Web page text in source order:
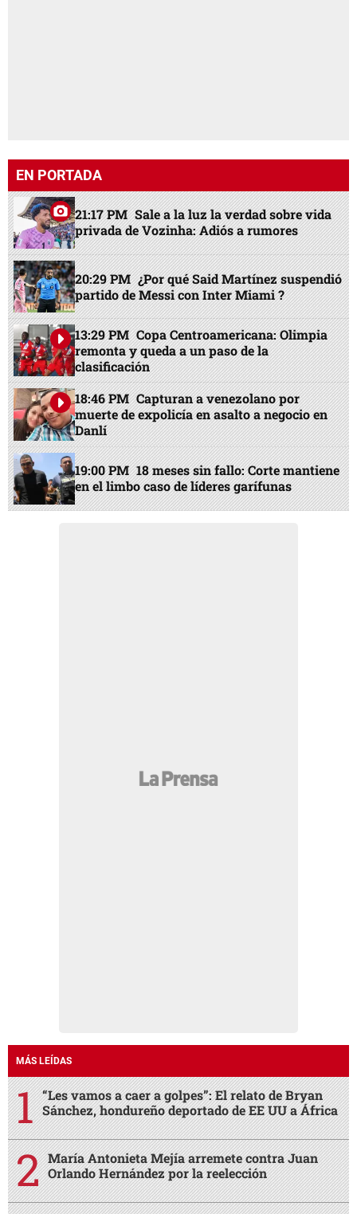
EN PORTADA
21:17 PM Sale a la luz la verdad sobre vida
privada de Vozinha: Adiós a rumores
20:29 PM ¿Por qué Said Martínez suspendió
partido de Messi con Inter Miami ?
13:29 PM Copa Centroamericana: Olimpia
remonta y queda a un paso de la
clasificación
18:46 PM Capturan a venezolano por
muerte de expolicía en asalto a negocio en
Danlí
19:00 PM 18 meses sin fallo: Corte mantiene
en el limbo caso de líderes garífunas
MÁS LEÍDAS
“Les vamos a caer a golpes”: El relato de Bryan
Sánchez, hondureño deportado de EE UU a África
María Antonieta Mejía arremete contra Juan
Orlando Hernández por la reelección